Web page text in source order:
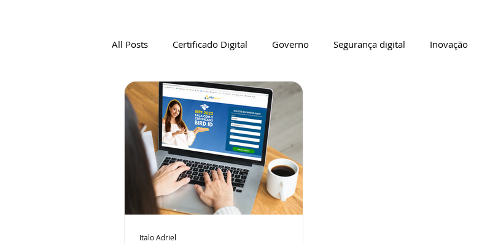
All Posts Certificado Digital Governo Segurança digital Inovação
Italo Adriel